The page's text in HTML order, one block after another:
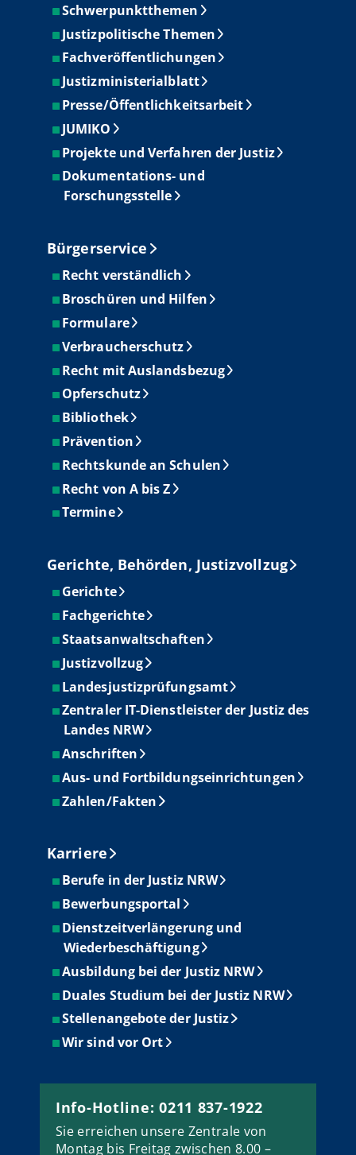
Schwerpunktthemen
Justizpolitische Themen
Fachveröffentlichungen
Justizministerialblatt
Presse/Öffentlichkeitsarbeit
JUMIKO
Projekte und Verfahren der Justiz
Dokumentations- und
Forschungsstelle
Bürgerservice
Recht verständlich
Broschüren und Hilfen
Formulare
Verbraucherschutz
Recht mit Auslandsbezug
Opferschutz
Bibliothek
Prävention
Rechtskunde an Schulen
Recht von A bis Z
Termine
Gerichte, Behörden, Justizvollzug
Gerichte
Fachgerichte
Staatsanwaltschaften
Justizvollzug
Landesjustizprüfungsamt
Zentraler IT-Dienstleister der Justiz des
Landes NRW
Anschriften
Aus- und Fortbildungseinrichtungen
Zahlen/Fakten
Karriere
Berufe in der Justiz NRW
Bewerbungsportal
Dienstzeitverlängerung und
Wiederbeschäftigung
Ausbildung bei der Justiz NRW
Duales Studium bei der Justiz NRW
Stellenangebote der Justiz
Wir sind vor Ort
Info-Hotline: 0211 837-1922
Sie erreichen unsere Zentrale von
Montag bis Freitag zwischen 8.00 –